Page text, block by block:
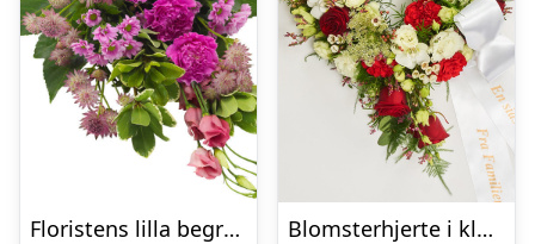
Floristens lilla begravelses­buket
Blomsterhjerte i klassisk stil med bånd